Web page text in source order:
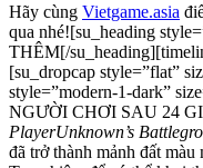
Hãy cùng Vietgame.asia
qua nhé![su_heading
THÊM[/
[su_dropcap style=”flat”
style=”modern-1-dark”
NGƯỜI CHƠI SAU 24
PlayerUnknown’s
đã trở thành mảnh đất màu